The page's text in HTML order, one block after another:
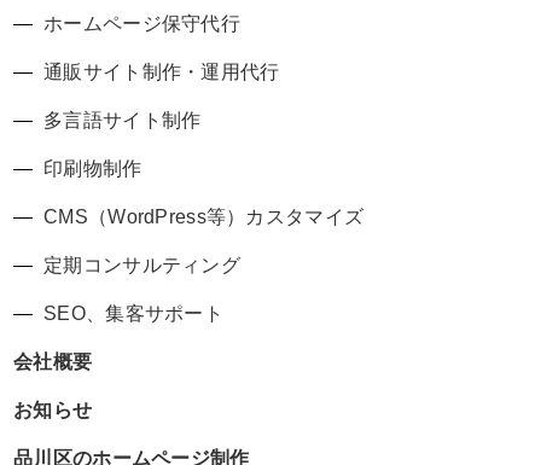
ホームページ保守代行
通販サイト制作・運用代行
多言語サイト制作
印刷物制作
CMS（WordPress等）カスタマイズ
定期コンサルティング
SEO、集客サポート
会社概要
お知らせ
品川区のホームページ制作